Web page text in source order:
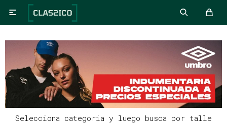

Selecciona categoria y luego busca por talle